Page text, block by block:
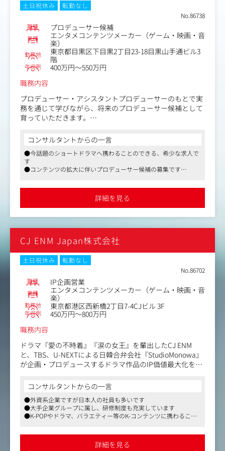
土日祝休み
転勤なし
No.86738
職種 プロデューサー候補
業種
エンタメコンテンツメーカー（ゲーム・映画・音
楽）
勤務地
東京都目黒区下目黒2丁目23-18目黒山手通ビル3
階
年収例
400万円～550万円
職務内容
プロデューサー・アシスタントプロデューサーのもとで実
務を通じて学びながら、将来のプロデューサー候補として
育っていただきます。
【業務内容】
・コンテンツ制作チームのアシスタント業務全般
・企画のためのリサーチ、アイデア出し、コンペ資料作成
のサポート
・制作進行のサポート、現場アシスト
・データチーム／プロダクトチームとの連携など
コンサルタントからの一言
●今話題のショートドラマへ携わることのできる、希少な求人で
す
●コンテンツの拡大に伴いプロデューサー候補の募集です
詳細を見る
CJ ENM Japan株式会社
土日祝休み
転勤なし
No.86702
職種 IP企画営業
業種
エンタメコンテンツメーカー（ゲーム・映画・音
楽）
勤務地 東京都港区西新橋2丁目7-4CJビル 3F
年収例
450万円～800万円
職務内容
ドラマ『愛の不時着』『涙の女王』を輩出したCJ ENM
と、TBS、U-NEXTによる日韓合弁会社『StudioMonowa』
が企画・プロデュースするドラマ作品のIP価値最大化を目
ト事業の企画・推進を担当いただきます。作品の世界観や
ファンニーズを踏まえ、日本国内の放送・配信にとどまら
ないグローバル展開を目指す収益機会の創出と事業拡大を
担う業務です。社内外関係者と連携しながら、最適なプラ
ンニングを企画立案から実行まで担当していただきます。
やりがいのある仕事です。
コンサルタントからの一言
●外資系企業ですが日本人の社員も多いです
●大手企業グループに属し、研修制度も充実しています
●K-POPやドラマ、バラエティー等のK-コンテンツに携わること
詳細を見る